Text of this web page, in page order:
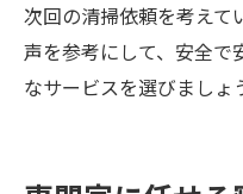
次回の清掃依頼を考えて
声を参考にして、安全で
なサービスを選びましょ